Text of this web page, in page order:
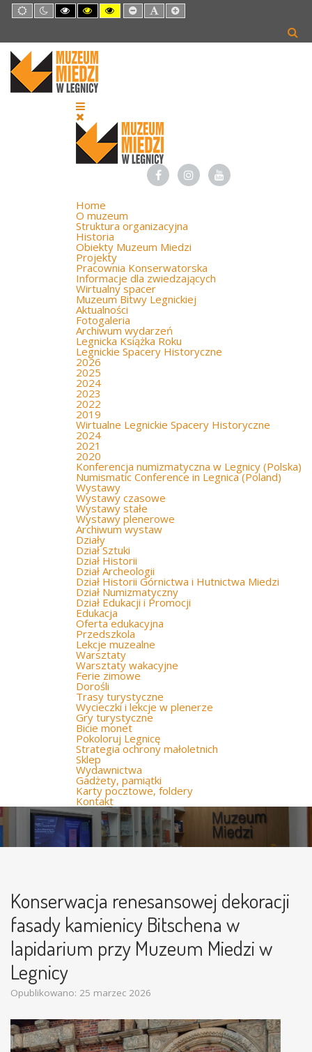
Default
mode
Night
mode
High
Contrast
mode
High
Contrast
mode
High
Contrast
mode
Set
Smaller
Set
Default
Set
Larger
Home
O muzeum
Struktura organizacyjna
Historia
Obiekty Muzeum Miedzi
Projekty
Pracownia Konserwatorska
Informacje dla zwiedzających
Wirtualny spacer
Muzeum Bitwy Legnickiej
Aktualności
Fotogaleria
Archiwum wydarzeń
Legnicka Książka Roku
Legnickie Spacery Historyczne
2026
2025
2024
2023
2022
2019
Wirtualne Legnickie Spacery Historyczne
2024
2021
2020
Konferencja numizmatyczna w Legnicy (Polska)
Numismatic Conference in Legnica (Poland)
Wystawy
Wystawy czasowe
Wystawy stałe
Wystawy plenerowe
Archiwum wystaw
Działy
Dział Sztuki
Dział Historii
Dział Archeologii
Dział Historii Górnictwa i Hutnictwa Miedzi
Dział Numizmatyczny
Dział Edukacji i Promocji
Edukacja
Oferta edukacyjna
Przedszkola
Lekcje muzealne
Warsztaty
Warsztaty wakacyjne
Ferie zimowe
Dorośli
Trasy turystyczne
Wycieczki i lekcje w plenerze
Gry turystyczne
Bicie monet
Pokoloruj Legnicę
Strategia ochrony małoletnich
Sklep
Wydawnictwa
Gadżety, pamiątki
Karty pocztowe, foldery
Kontakt
Konserwacja renesansowej dekoracji
fasady kamienicy Bitschena w
lapidarium przy Muzeum Miedzi w
Legnicy
Opublikowano: 25 marzec 2026